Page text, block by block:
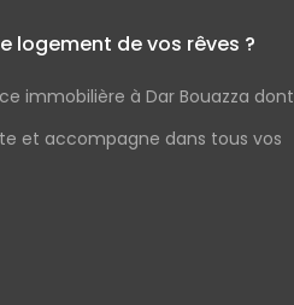
logement de vos rêves ?
immobilière à Dar Bouazza dont
et accompagne dans tous vos